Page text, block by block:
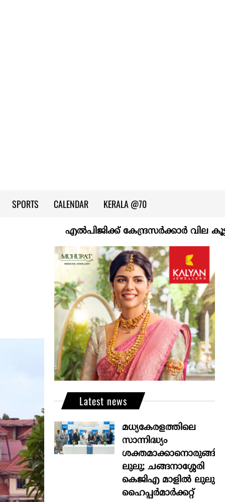
SPORTS CALENDAR KERALA @70
എല്‍പിജിക്ക് കേന്ദ്രസർക്കാർ വില
Latest news
മധ്യകേരളത്തിലെ
സാന്നിദ്ധ്യം
ശക്തമാക്കാനൊരുങ്ങി
ലുലു; ചങ്ങനാശ്ശേരി
കെജിഎ മാളിൽ ലുലു
ഹൈപ്പർമാർക്കറ്റ്